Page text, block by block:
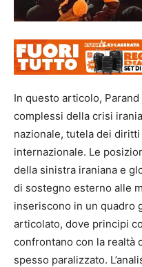
In questo articolo,
complessi della crisi
nazionale, tutela dei
internazionale. Le
della sinistra iraniana e
di sostegno esterno alle
inseriscono in un quadro
articolato, dove principi
confrontano con la realtà
spesso paralizzato.